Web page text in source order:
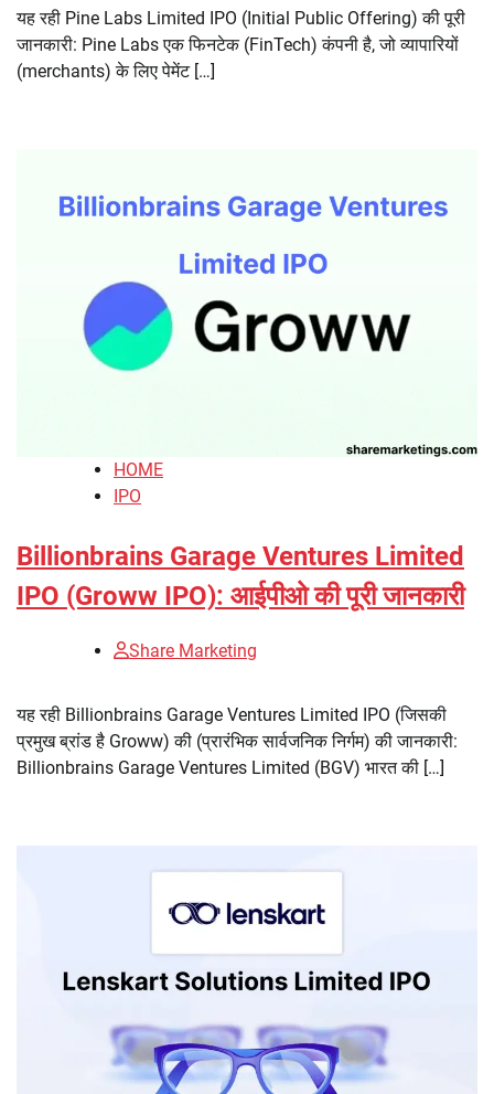
यह रही Pine Labs Limited IPO (Initial Public Offering) की पूरी
जानकारी: Pine Labs एक फिनटेक (FinTech) कंपनी है, जो व्यापारियों
(merchants) के लिए पेमेंट […]
HOME
IPO
Billionbrains Garage Ventures Limited
IPO (Groww IPO): आईपीओ की पूरी जानकारी
Share Marketing
यह रही Billionbrains Garage Ventures Limited IPO (जिसकी
प्रमुख ब्रांड है Groww) की (प्रारंभिक सार्वजनिक निर्गम) की जानकारी:
Billionbrains Garage Ventures Limited (BGV) भारत की […]